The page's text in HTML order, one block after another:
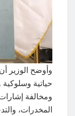
حياتية
ومخالفة
المخدرات،